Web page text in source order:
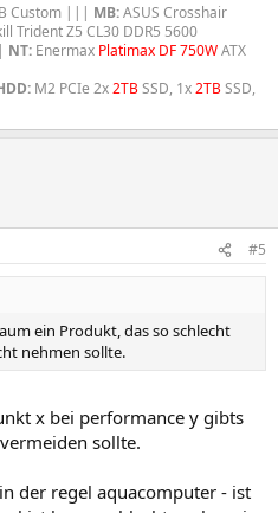
Custom ||| MB:ASUS Crosshair
Trident Z5 CL30 DDR5 5600
NT: Enermax Platimax DF 750WATX
M2 PCIe 2x2TBSSD, 1x2TBSSD,
#5
ein Produkt, das so schlecht
nehmen sollte.
x bei performance y gibts
sollte.
der regel aquacomputer - ist